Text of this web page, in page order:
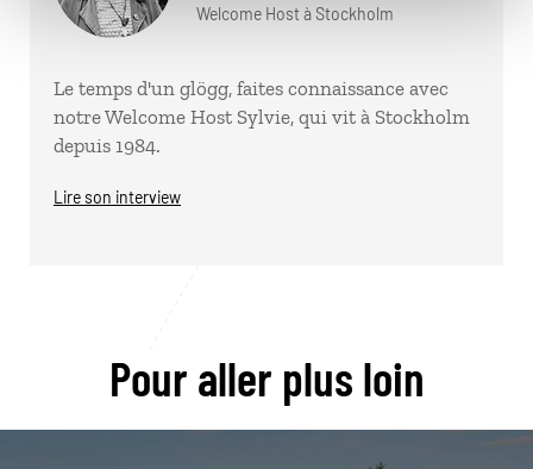
Welcome Host à Stockholm
Le temps d'un glögg, faites connaissance avec
notre Welcome Host Sylvie, qui vit à Stockholm
depuis 1984.
Lire son interview
Pour aller plus loin